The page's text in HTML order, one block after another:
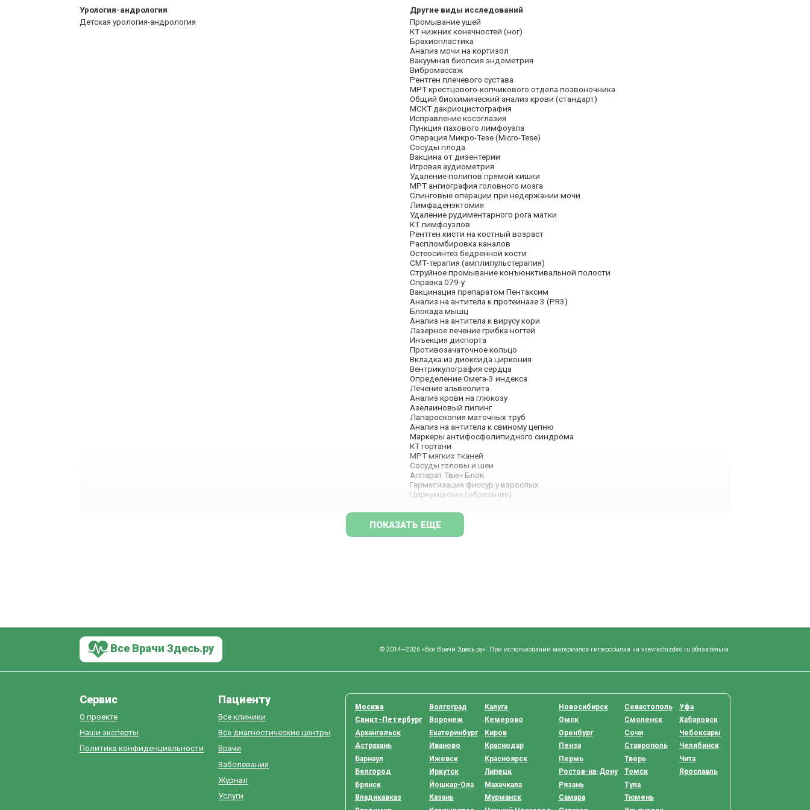
Урология-андрология
Детская урология-андрология
Другие виды исследований
Промывание ушей
КТ нижних конечностей (ног)
Брахиопластика
Анализ мочи на кортизол
Вакуумная биопсия эндометрия
Вибромассаж
Рентген плечевого сустава
МРТ крестцового-копчикового отдела позвоночника
Общий биохимический анализ крови (стандарт)
МСКТ дакриоцистография
Исправление косоглазия
Пункция пахового лимфоузла
Операция Микро-Тезе (Micro-Tese)
Сосуды плода
Вакцина от дизентерии
Игровая аудиометрия
Удаление полипов прямой кишки
МРТ ангиография головного мозга
Слинговые операции при недержании мочи
Лимфаденэктомия
Удаление рудиментарного рога матки
КТ лимфоузлов
Рентген кисти на костный возраст
Распломбировка каналов
Остеосинтез бедренной кости
СМТ-терапия (амплипульстерапия)
Струйное промывание конъюнктивальной полости
Справка 079-у
Вакцинация препаратом Пентаксим
Анализ на антитела к протеиназе 3 (PR3)
Блокада мышц
Анализ на антитела к вирусу кори
Лазерное лечение грибка ногтей
Инъекция диспорта
Противозачаточное кольцо
Вкладка из диоксида циркония
Вентрикулография сердца
Определение Омега-3 индекса
Лечение альвеолита
Анализ крови на глюкозу
Азелаиновый пилинг
Лапароскопия маточных труб
Анализ на антитела к свиному цепню
Маркеры антифосфолипидного синдрома
КТ гортани
МРТ мягких тканей
Сосуды головы и шеи
Аппарат Твин Блок
Герметизация фиссур у взрослых
Циркумцизио (обрезание)
ПОКАЗАТЬ ЕЩЕ
Все Врачи Здесь.ру © 2014—2026 «Все Врачи Здесь.ру». При использовании материалов гиперссылка на vsevrachizdes.ru обязательна.
Сервис
О проекте
Наши эксперты
Политика конфиденциальности
Пациенту
Все клиники
Все диагностические центры
Врачи
Заболевания
Журнал
Услуги
Москва
Санкт-Петербург
Архангельск
Астрахань
Барнаул
Белгород
Брянск
Владикавказ
Волгоград
Воронеж
Екатеринбург
Иваново
Ижевск
Иркутск
Йошкар-Ола
Казань
Калуга
Кемерово
Киров
Краснодар
Красноярск
Липецк
Махачкала
Мурманск
Новосибирск
Омск
Оренбург
Пенза
Пермь
Ростов-на-Дону
Рязань
Самара
Севастополь
Смоленск
Сочи
Ставрополь
Тверь
Томск
Тула
Тюмень
Уфа
Хабаровск
Чебоксары
Челябинск
Чита
Ярославль